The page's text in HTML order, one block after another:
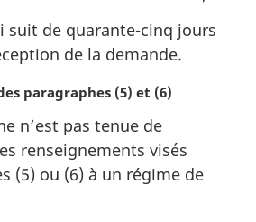
suit de quarante-cinq jours
de la demande.
paragraphes (5) et (6)
n’est pas tenue de
renseignements visés
(5) ou (6) à un régime de